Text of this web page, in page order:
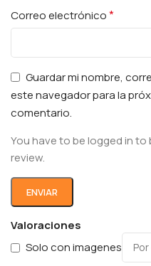
Valoraciones
Solo con imagenes
Correo electrónico*
Guardar mi nombre,
este navegador para la
comentario.
You have to be logged in
review.